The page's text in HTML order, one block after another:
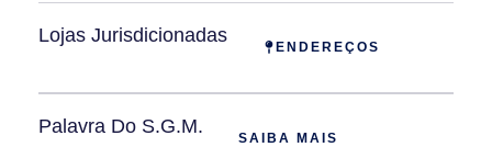
Lojas Jurisdicionadas
ENDEREÇOS
Palavra Do S.G.M.
SAIBA MAIS